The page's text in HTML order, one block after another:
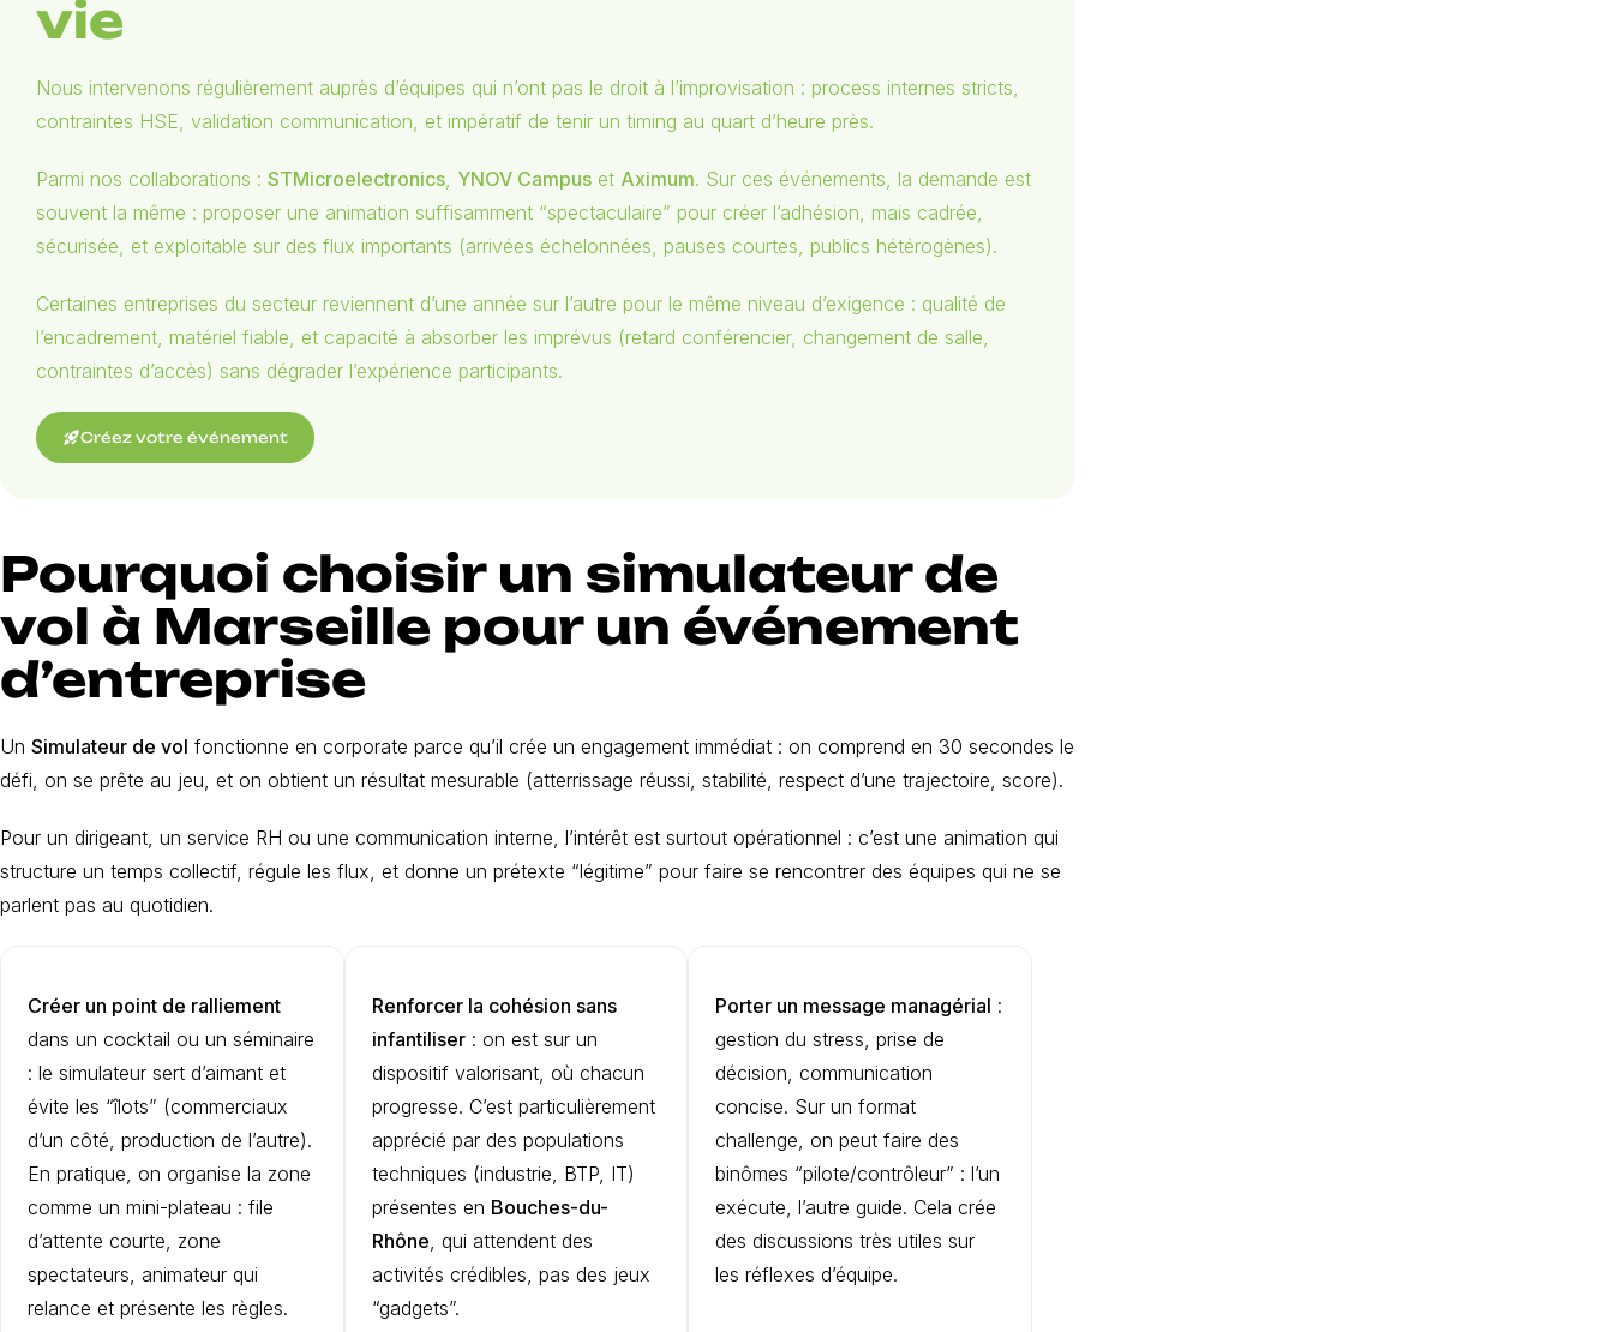
vie
Nous intervenons régulièrement auprès d’équipes qui n’ont pas le droit à l’improvisation : process internes stricts,
contraintes HSE, validation communication, et impératif de tenir un timing au quart d’heure près.
Parmi nos collaborations : STMicroelectronics YNOV Campus et Aximum. Sur ces événements, la demande est
souvent la même : proposer une animation suffisamment “spectaculaire” pour créer l’adhésion, mais cadrée,
sécurisée, et exploitable sur des flux importants (arrivées échelonnées, pauses courtes, publics hétérogènes).
Certaines entreprises du secteur reviennent d’une année sur l’autre pour le même niveau d’exigence : qualité de
l’encadrement, matériel fiable, et capacité à absorber les imprévus (retard conférencier, changement de salle,
contraintes d’accès) sans dégrader l’expérience participants.
rocket_launchCréez votre événement
Pourquoi choisir un simulateur de
vol à Marseille pour un événement
d’entreprise
Un Simulateur de vol fonctionne en corporate parce qu’il crée un engagement immédiat : on comprend en 30 secondes le
défi, on se prête au jeu, et on obtient un résultat mesurable (atterrissage réussi, stabilité, respect d’une trajectoire, score).
Pour un dirigeant, un service RH ou une communication interne, l’intérêt est surtout opérationnel : c’est une animation qui
structure un temps collectif, régule les flux, et donne un prétexte “légitime” pour faire se rencontrer des équipes qui ne se
parlent pas au quotidien.
Créer un point de ralliement
dans un cocktail ou un séminaire
: le simulateur sert d’aimant et
évite les “îlots” (commerciaux
d’un côté, production de l’autre).
En pratique, on organise la zone
comme un mini-plateau : file
d’attente courte, zone
spectateurs, animateur qui
relance et présente les règles.
Renforcer la cohésion sans
infantiliser: on est sur un
dispositif valorisant, où chacun
progresse. C’est particulièrement
apprécié par des populations
techniques (industrie, BTP, IT)
présentes en Bouches-du-
Rhône , qui attendent des
activités crédibles, pas des jeux
“gadgets”.
Porter un message managérial :
gestion du stress, prise de
décision, communication
concise. Sur un format
challenge, on peut faire des
binômes “pilote/contrôleur” : l’un
exécute, l’autre guide. Cela crée
des discussions très utiles sur
les réflexes d’équipe.